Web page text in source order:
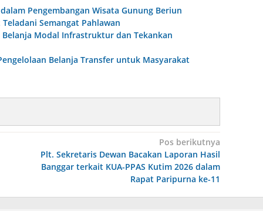
Pengembangan Wisata Gunung Beriun
Semangat Pahlawan
Belanja Modal Infrastruktur dan Tekankan
Belanja Transfer untuk Masyarakat
Pos berikutnya
Plt. Sekretaris Dewan Bacakan Laporan Hasil
Banggar terkait KUA-PPAS Kutim 2026 dalam
Rapat Paripurna ke-11